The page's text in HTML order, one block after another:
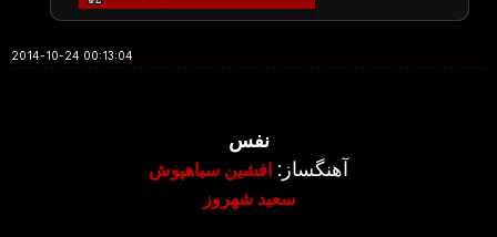
2014-10-24 00:13:04
نفس
آهنگساز: افشین سیاهپوش
سعید شهروز